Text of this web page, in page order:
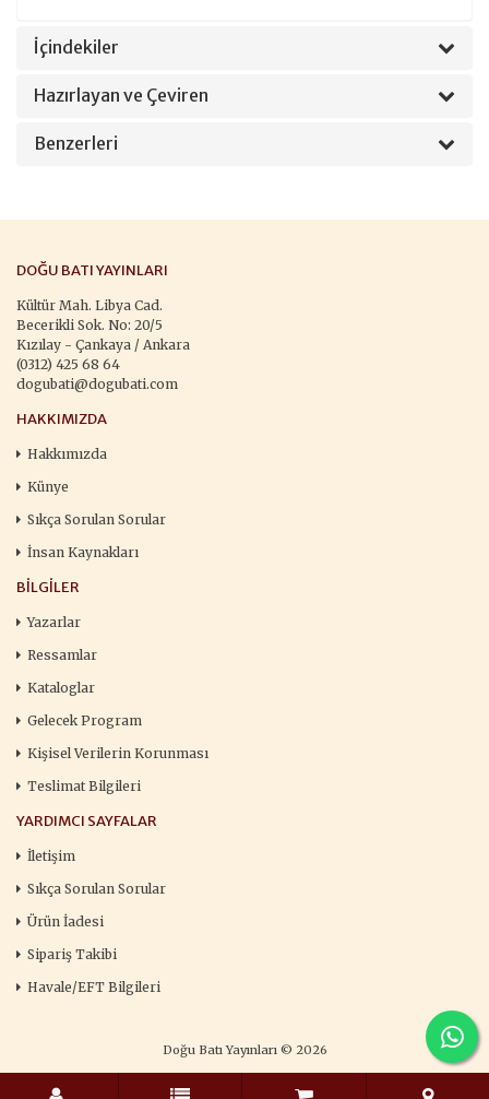
İçindekiler
Hazırlayan ve Çeviren
Benzerleri
DOĞU BATI YAYINLARI
Kültür Mah. Libya Cad.
Becerikli Sok. No: 20/5
Kızılay - Çankaya / Ankara
(0312) 425 68 64
dogubati@dogubati.com
HAKKIMIZDA
Hakkımızda
Künye
Sıkça Sorulan Sorular
İnsan Kaynakları
BILGILER
Yazarlar
Ressamlar
Kataloglar
Gelecek Program
Kişisel Verilerin Korunması
Teslimat Bilgileri
YARDIMCI SAYFALAR
İletişim
Sıkça Sorulan Sorular
Ürün İadesi
Sipariş Takibi
Havale/EFT Bilgileri
Doğu Batı Yayınları © 2026